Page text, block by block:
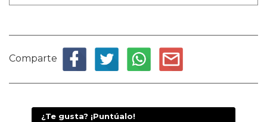
Comparte
¿Te gusta? ¡Puntúalo!